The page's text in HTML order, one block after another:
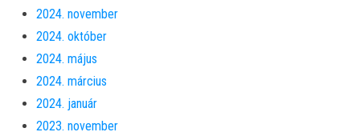
2024. november
2024. október
2024. május
2024. március
2024. január
2023. november